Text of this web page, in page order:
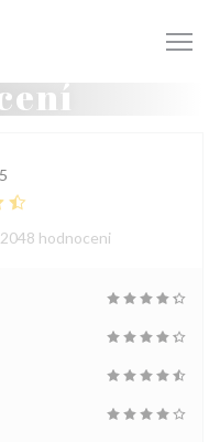
2048 hodnoceni